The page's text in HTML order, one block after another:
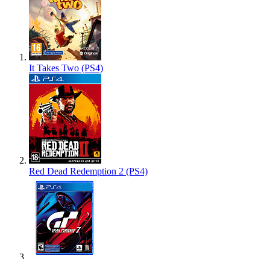
It Takes Two (PS4)
Red Dead Redemption 2 (PS4)